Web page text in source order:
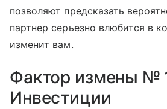
позволяют предсказать
партнер серьезно влюбится в
изменит вам.
Фактор измены №
Инвестиции